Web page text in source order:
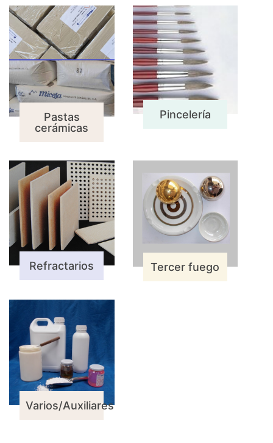
Pastas
cerámicas
Pincelería
Refractarios Tercer fuego
Varios/Auxiliares